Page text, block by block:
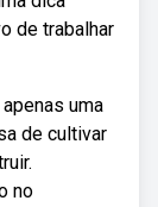
de trabalhar
uma
de cultivar
no